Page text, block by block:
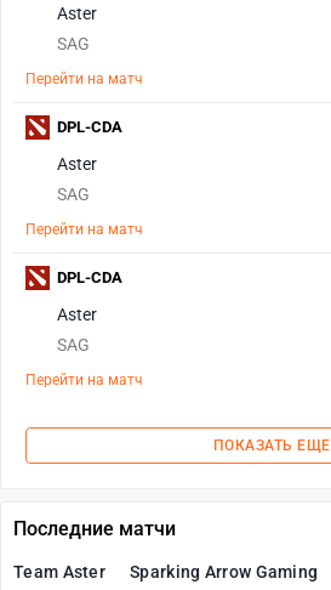
Aster
SAG
Перейти на матч
Aster
SAG
Перейти на матч
DPL-CDA
Aster
SAG
Перейти на матч
DPL-CDA
ПОКАЗАТЬ ЕЩЕ
Последние матчи
Team Aster Sparking Arrow Gaming